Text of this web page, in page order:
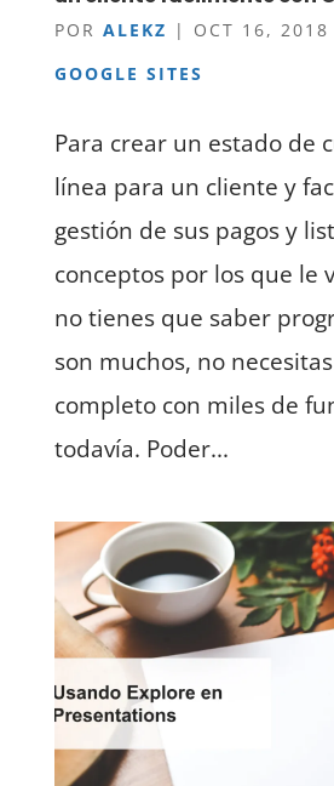
POR ALEKZ | OCT 16, 2018
GOOGLE SITES
Para crear un estado de
línea para un cliente y
gestión de sus pagos y
conceptos por los que le
no tienes que saber
son muchos, no
completo con miles de
todavía. Poder...